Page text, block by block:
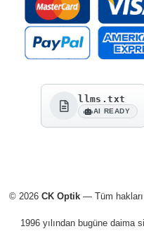
llms.txt
AI READY
© 2026 CK Optik— Tüm hakları
1996 yılından bugüne daima